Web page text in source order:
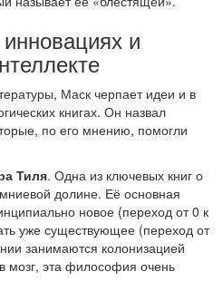
и
Маск черпает идеи и в
книгах. Он назвал
по его мнению, помогли
Тиля. Одна из ключевых книг о
долине. Её основная
новое (переход от 0 к
уже существующее (переход от
занимаются колонизацией
мозг, эта философия очень